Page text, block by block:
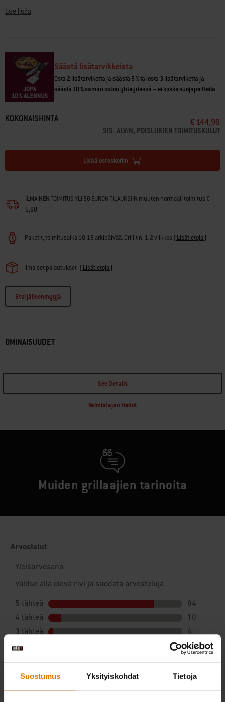
Suostumus Yksityiskohdat Tietoja
Lue lisää
Säästä lisätarvikkeista
Osta 2 lisätarviketta ja säästä 5 % tai osta 3 lisätarviketta ja
säästä 10 % saman oston yhteydessä – ei koske suojapeitteitä.
KOKONAISHINTA € 144,99
SIS. ALV:N, POISLUKIEN TOIMITUSKULUT
Lisää ostoskoriin
ILMAINEN TOIMITUS YLI 50 EURON TILAUKSIIN muuten normaali toimitus €
5,90
Paketit, toimitusaika 10-15 arkipäivää. Grillit n. 1-2 viikkoa ( Lisätietoja )
Ilmaiset palautukset ( Lisätietoja )
Etsi jälleenmyyjä
OMINAISUUDET
See Details
Valmistajan tiedot
Muiden grillaajien tarinoita